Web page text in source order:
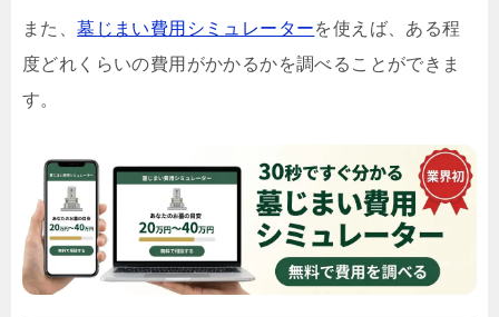
また、墓じまい費用シミュレーターを使えば、ある程
度どれくらいの費用がかかるかを調べることができま
す。